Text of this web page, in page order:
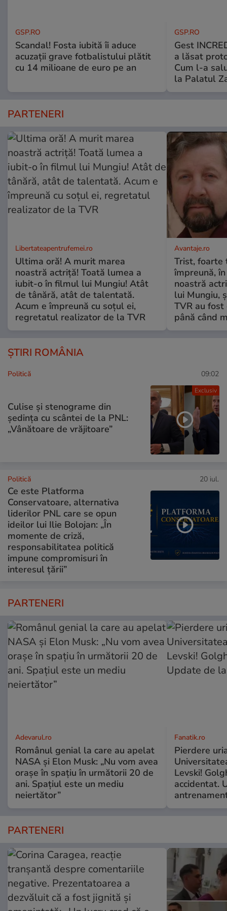
GSP.RO
Scandal! Fosta iubită îi aduce
acuzații grave fotbalistului plătit
cu 14 milioane de euro pe an
GSP.RO
Gest
a lăsat
Cum l-a
la Palatul
PARTENERI
Libertateapentrufemei.ro
Ultima oră! A murit marea
noastră actriță! Toată lumea a
iubit-o în filmul lui Mungiu! Atât
de tânără, atât de talentată.
Acum e împreună cu soțul ei,
regretatul realizator de la TVR
Avantaje.ro
Trist, foarte
împreună,
noastră
lui Mungiu,
TVR au
până când
ȘTIRI ROMÂNIA
Exclusiv
Politică 09:02
Culise și stenograme din
ședința cu scântei de la PNL:
„Vânătoare de vrăjitoare”
Politică 20 iul.
Ce este Platforma
Conservatoare, alternativa
liderilor PNL care se opun
ideilor lui Ilie Bolojan: „În
momente de criză,
responsabilitatea politică
impune compromisuri în
interesul țării”
PARTENERI
Adevarul.ro
Românul genial la care au apelat
NASA și Elon Musk: „Nu vom avea
orașe în spațiu în următorii 20 de
ani. Spațiul este un mediu
neiertător”
Fanatik.ro
Pierdere
Levski!
accidentat.
PARTENERI